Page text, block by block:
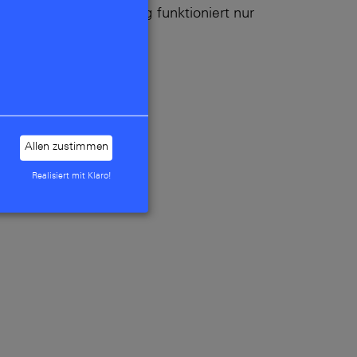
Digitale Verwaltung funktioniert nur
Allen zustimmen
Realisiert mit Klaro!